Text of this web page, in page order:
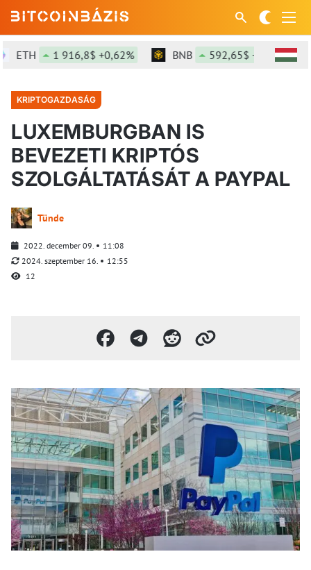
ETH 1 916,8$ +0,62% BNB 592,65$ +0,13%
KRIPTOGAZDASÁG
LUXEMBURGBAN IS
BEVEZETI KRIPTÓS
SZOLGÁLTATÁSÁT A PAYPAL
Tünde
2022. december 09.
11:08
2024. szeptember 16.
12:55
12